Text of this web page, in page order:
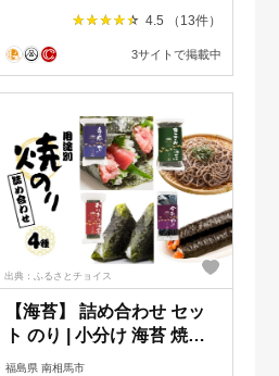
4.5 （13件）
3サイトで掲載中
出典：ふるさとチョイス
【海苔】 詰め合わせ セッ
ト のり | 小分け 海苔 焼き
海苔 全形海苔 手巻海苔 き
福島県 南相馬市